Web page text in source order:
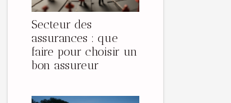
Secteur des
assurances : que
faire pour choisir un
bon assureur